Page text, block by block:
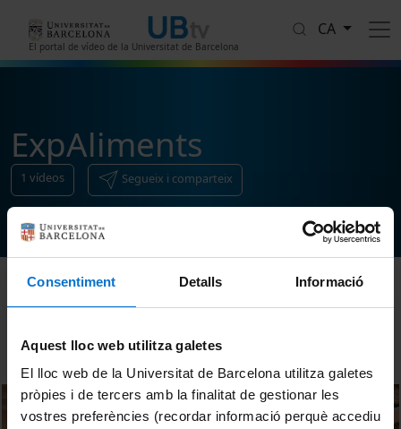
Consentiment Detalls Informació
Aquest lloc web utilitza galetes
El lloc web de la Universitat de Barcelona utilitza galetes
pròpies i de tercers amb la finalitat de gestionar les
vostres preferències (recordar informació perquè accediu
El portal de vídeo de la Universitat de Barcelona
CA
ExpAliments
1 vídeos Segueix i comparteix
Ordenar